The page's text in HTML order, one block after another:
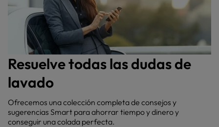
Resuelve todas las dudas de
lavado
Ofrecemos una colección completa de consejos y
sugerencias Smart para ahorrar tiempo y dinero y
conseguir una colada perfecta.